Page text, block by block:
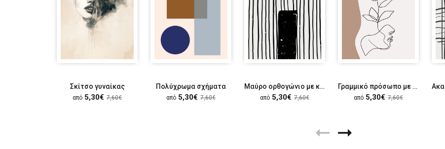
Σκίτσο γυναίκας
από 5,30€ 7,60€
Πολύχρωμα σχήματα
από 5,30€ 7,60€
Μαύρο ορθογώνιο με κάθετες μαύρες γραμμές
από 5,30€ 7,60€
Γραμμικό πρόσωπο με λουλούδι
από 5,30€ 7,60€